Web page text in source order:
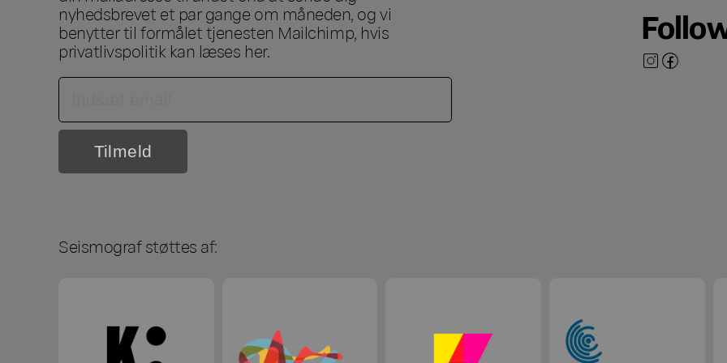
nyhedsbrevet et par gange om måneden, og vi
benytter til formålet tjenesten Mailchimp, hvis
privatlivspolitik kan læses her.
Seismograf støttes af: